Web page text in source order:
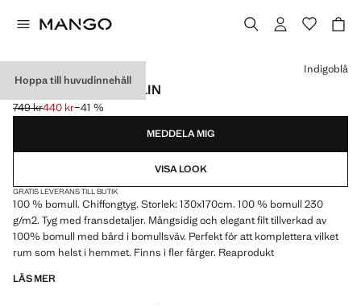
Hoppa till huvudinnehåll
FILT I BOMULLSMUSLIN
Ursprungligt pris överstruket [749 kr ]
749 kr
Gällande pris [440 kr ]
440 kr−41 %
Välj en färg
Indigoblå
MEDDELA MIG
VISA LOOK
GRATIS LEVERANS TILL BUTIK
100 % bomull. Chiffongtyg. Storlek: 130x170cm. 100 % bomull 230
g/m2. Tyg med fransdetaljer. Mångsidig och elegant filt tillverkad av
100% bomull med bård i bomullsväv. Perfekt för att komplettera vilket
rum som helst i hemmet. Finns i fler färger. Reaprodukt
LÄS MER